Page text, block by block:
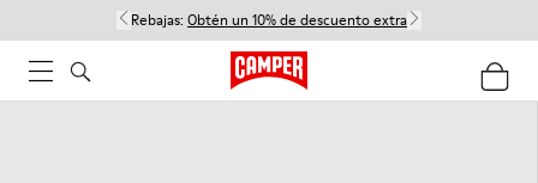
Rebajas: Obtén un 10% de descuento extra